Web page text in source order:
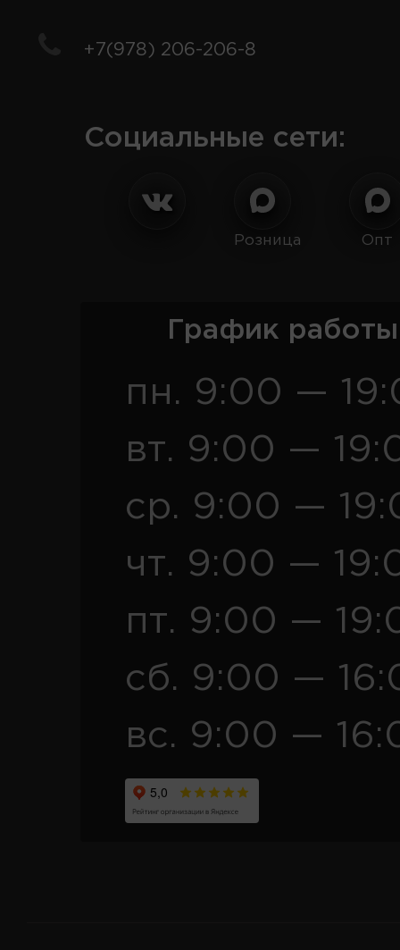
+7(978) 206-206-8
Социальные сети:
Розница Опт
График
пн. 9:00 —
вт. 9:00 —
ср. 9:00 —
чт. 9:00 —
пт. 9:00 —
сб. 9:00 —
вс. 9:00 —